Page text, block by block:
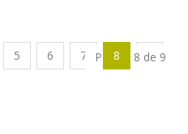
5 6 7 8 9
Pàgina 8 de 9